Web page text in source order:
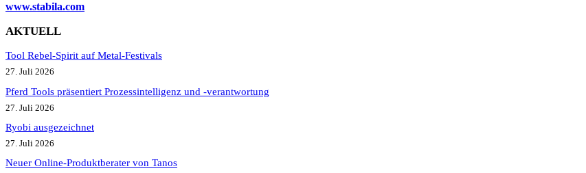
www.stabila.com
AKTUELL
Tool Rebel-Spirit auf Metal-Festivals
27. Juli 2026
Pferd Tools präsentiert Prozessintelligenz und -verantwortung
27. Juli 2026
Ryobi ausgezeichnet
27. Juli 2026
Neuer Online-Produktberater von Tanos